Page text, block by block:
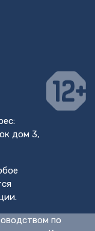
дом 3,
по